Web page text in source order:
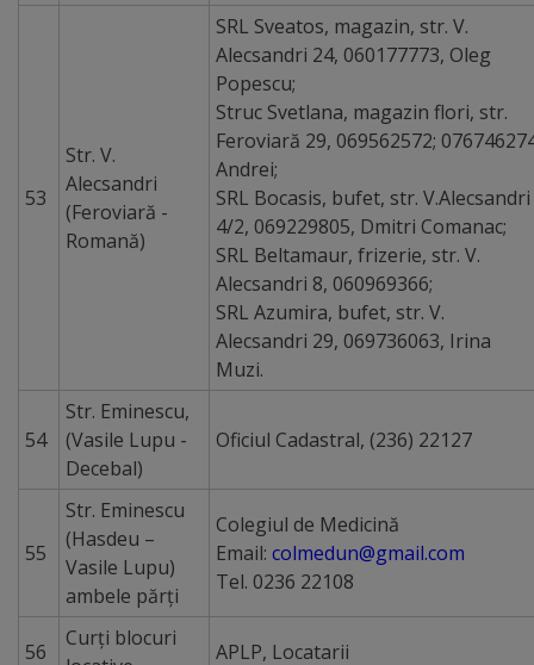
53
Str. V.
Alecsandri
(Feroviară -
Romană)
SRL Sveatos, magazin, str. V.
Alecsandri 24, 060177773, Oleg
Popescu;
Struc Svetlana, magazin flori, str.
Feroviară 29, 069562572;
Andrei;
SRL Bocasis, bufet, str. V.Alecsandri
4/2, 069229805, Dmitri Comanac;
SRL Beltamaur, frizerie, str. V.
Alecsandri 8, 060969366;
SRL Azumira, bufet, str. V.
Alecsandri 29, 069736063, Irina
Muzi.
54
Str. Eminescu,
(Vasile Lupu -
Decebal)
Oficiul Cadastral, (236) 22127
55
Str. Eminescu
(Hasdeu –
Vasile Lupu)
ambele părţi
Colegiul de Medicină
Email: colmedun@gmail.com
Tel. 0236 22108
56
Curţi blocuri
APLP, Locatarii